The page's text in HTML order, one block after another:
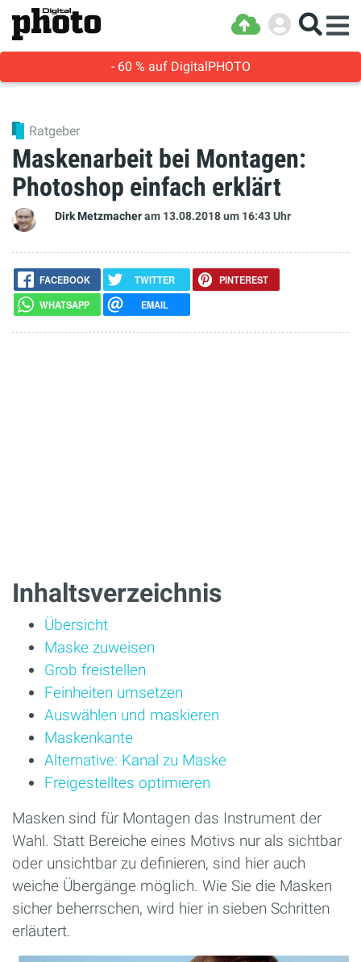
- 60 % auf DigitalPHOTO
Ratgeber
Maskenarbeit bei Montagen:
Photoshop einfach erklärt
Dirk Metzmacheram 13.08.2018um 16:43 Uhr
FACEBOOK TWITTER
PINTEREST
WHATSAPP
EMAIL
Inhaltsverzeichnis
Übersicht
Maske zuweisen
Grob freistellen
Feinheiten umsetzen
Auswählen und maskieren
Maskenkante
Alternative: Kanal zu Maske
Freigestelltes optimieren
Masken sind für Montagen das Instrument der
Wahl. Statt Bereiche eines Motivs nur als sichtbar
oder unsichtbar zu definieren, sind hier auch
weiche Übergänge möglich. Wie Sie die Masken
sicher beherrschen, wird hier in sieben Schritten
erläutert.